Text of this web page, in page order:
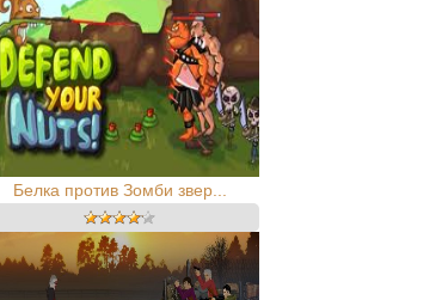
Белка против Зомби звер...